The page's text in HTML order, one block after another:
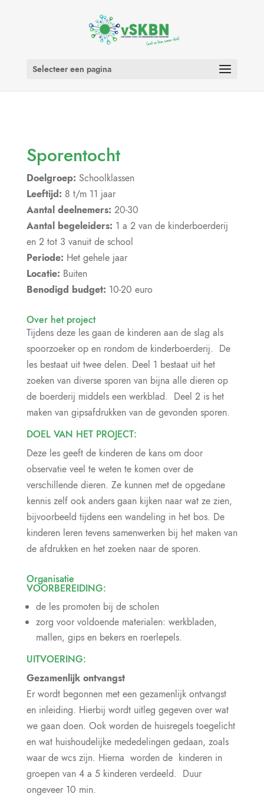
Selecteer een pagina
Sporentocht
Doelgroep: Schoolklassen
Leeftijd: 8 t/m 11 jaar
Aantal deelnemers: 20-30
Aantal begeleiders: 1 a 2 van de kinderboerderij
en 2 tot 3 vanuit de school
Periode: Het gehele jaar
Locatie: Buiten
Benodigd budget: 10-20 euro
Over het project
Tijdens deze les gaan de kinderen aan de slag als
spoorzoeker op en rondom de kinderboerderij. De
les bestaat uit twee delen. Deel 1 bestaat uit het
zoeken van diverse sporen van bijna alle dieren op
de boerderij middels een werkblad. Deel 2 is het
maken van gipsafdrukken van de gevonden sporen.
DOEL VAN HET PROJECT:
Deze les geeft de kinderen de kans om door
observatie veel te weten te komen over de
verschillende dieren. Ze kunnen met de opgedane
kennis zelf ook anders gaan kijken naar wat ze zien,
bijvoorbeeld tijdens een wandeling in het bos. De
kinderen leren tevens samenwerken bij het maken van
de afdrukken en het zoeken naar de sporen.
Organisatie
VOORBEREIDING:
de les promoten bij de scholen
zorg voor voldoende materialen: werkbladen,
mallen, gips en bekers en roerlepels.
UITVOERING:
Gezamenlijk ontvangst
Er wordt begonnen met een gezamenlijk ontvangst
en inleiding. Hierbij wordt uitleg gegeven over wat
we gaan doen. Ook worden de huisregels toegelicht
en wat huishoudelijke mededelingen gedaan, zoals
waar de wcs zijn. Hierna worden de kinderen in
groepen van 4 a 5 kinderen verdeeld. Duur
ongeveer 10 min.